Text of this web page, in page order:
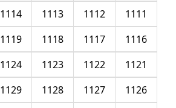
1111
1112
1113
1114
1116
1117
1118
1119
1121
1122
1123
1124
1126
1127
1128
1129